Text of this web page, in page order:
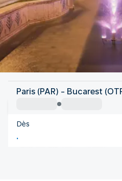
Roumanie
Bucarest
Roumanie
Paris (PAR) - Bucarest
Dès